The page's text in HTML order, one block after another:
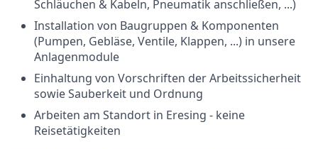
Schläuchen & Kabeln, Pneumatik anschließen, ...)
Installation von Baugruppen & Komponenten
(Pumpen, Gebläse, Ventile, Klappen, ...) in unsere
Anlagenmodule
Einhaltung von Vorschriften der Arbeitssicherheit
sowie Sauberkeit und Ordnung
Arbeiten am Standort in Eresing - keine
Reisetätigkeiten